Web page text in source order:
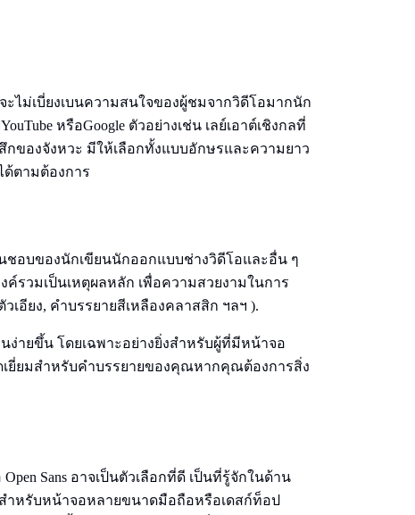
ไม่เบี่ยงเบนความสนใจของผู้ชมจากวิดีโอมากนัก
หรือGoogle ตัวอย่างเช่น เลย์เอาต์เชิงกลที่
ของจังหวะ มีให้เลือกทั้งแบบอักษรและความยาว
ตามต้องการ
ชอบของนักเขียนนักออกแบบช่างวิดีโอและอื่น ๆ
รวมเป็นเหตุผลหลัก เพื่อความสวยงามในการ
เอียง, คําบรรยายสีเหลืองคลาสสิก ฯลฯ ).
ายขึ้น โดยเฉพาะอย่างยิ่งสําหรับผู้ที่มีหน้าจอ
ยี่ยมสําหรับคําบรรยายของคุณหากคุณต้องการสิ่ง
Sans อาจเป็นตัวเลือกที่ดี เป็นที่รู้จักในด้าน
าหรับหน้าจอหลายขนาดมือถือหรือเดสก์ท็อป